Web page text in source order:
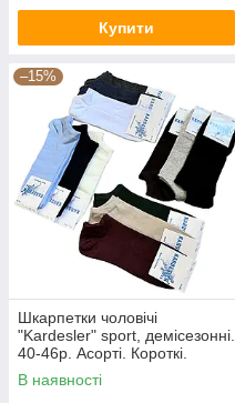
Купити
–15%
Шкарпетки чоловічі
"Kardesler" sport, демісезонні.
40-46р. Асорті. Короткі.
В наявності